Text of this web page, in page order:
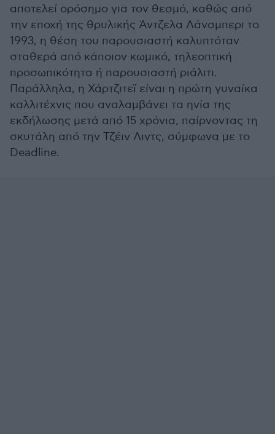
αποτελεί ορόσημο για τον θεσμό, καθώς από
την εποχή της θρυλικής Άντζελα Λάνσμπερι το
1993, η θέση του παρουσιαστή καλυπτόταν
σταθερά από κάποιον κωμικό, τηλεοπτική
προσωπικότητα ή παρουσιαστή ριάλιτι.
Παράλληλα, η Χάρτζιτεϊ είναι η πρώτη γυναίκα
καλλιτέχνις που αναλαμβάνει τα ηνία της
εκδήλωσης μετά από 15 χρόνια, παίρνοντας τη
σκυτάλη από την Τζέιν Λιντς, σύμφωνα με το
Deadline.